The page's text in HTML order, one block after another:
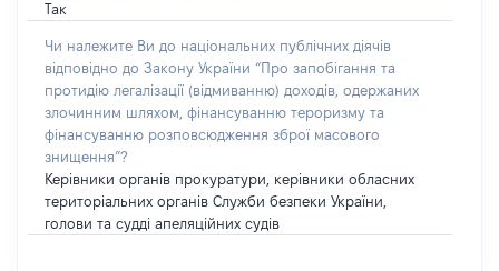
Так
Чи належите Ви до національних публічних діячів
відповідно до Закону України “Про запобігання та
протидію легалізації (відмиванню) доходів, одержаних
злочинним шляхом, фінансуванню тероризму та
фінансуванню розповсюдження зброї масового
знищення”?
Керівники органів прокуратури, керівники обласних
територіальних органів Служби безпеки України,
голови та судді апеляційних судів